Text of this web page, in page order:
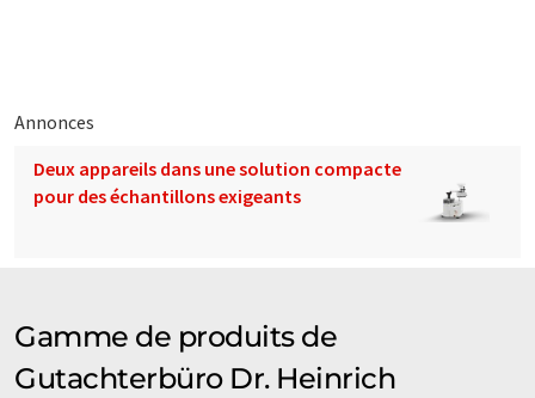
Annonces
Deux appareils dans une solution compacte
pour des échantillons exigeants
Gamme de produits de
Gutachterbüro Dr. Heinrich